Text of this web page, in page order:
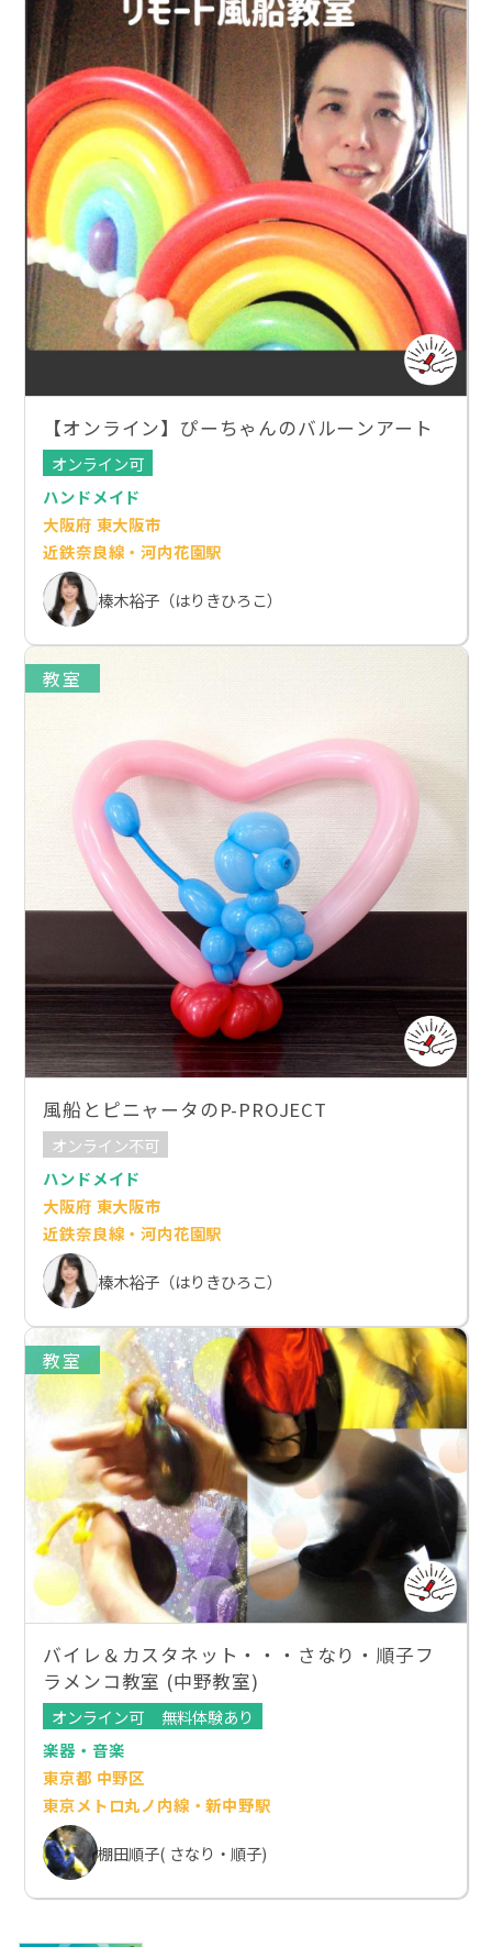
【オンライン】ぴーちゃんのバルーンアート
オンライン可
ハンドメイド
大阪府 東大阪市
近鉄奈良線・河内花園駅
榛木裕子（はりきひろこ）
教室
風船とピニャータのP-PROJECT
オンライン不可
ハンドメイド
大阪府 東大阪市
近鉄奈良線・河内花園駅
榛木裕子（はりきひろこ）
教室
バイレ＆カスタネット・・・さなり・順子フ
ラメンコ教室 (中野教室)
オンライン可
無料体験あり
楽器・音楽
東京都 中野区
東京メトロ丸ノ内線・新中野駅
棚田順子( さなり・順子)